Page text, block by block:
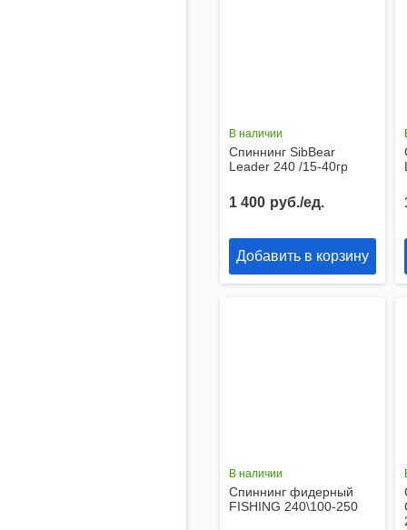
В наличии
Спиннинг SibBear
Leader 240 /15-40гр
1 400 руб./ед.
Добавить в корзину
В наличии
Спиннинг фидерный
FISHING 240\100-250